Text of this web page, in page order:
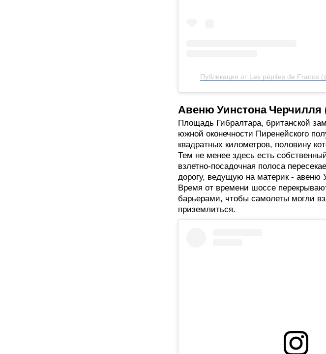
Публикация от Les pépites de France
Авеню Уинстона Черчилля
Площадь Гибралтара, британской
южной оконечности Пиренейского
квадратных километров, половину
Тем не менее здесь есть
взлетно-посадочная полоса
дорогу, ведущую на материк - авеню
Время от времени шоссе
барьерами, чтобы самолеты могли
приземлиться.